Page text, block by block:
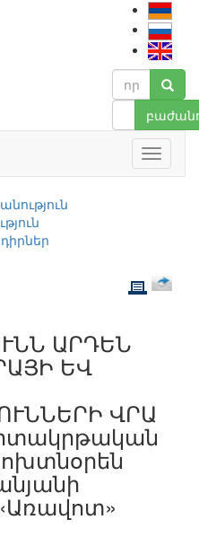
ԱՐԴԵՆ
ԵՎ
ՎՐԱ